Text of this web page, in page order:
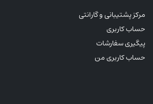
مرکز پشتیبانی و گارانتی
حساب کاربری
پیگیری سفارشات
حساب کاربری من